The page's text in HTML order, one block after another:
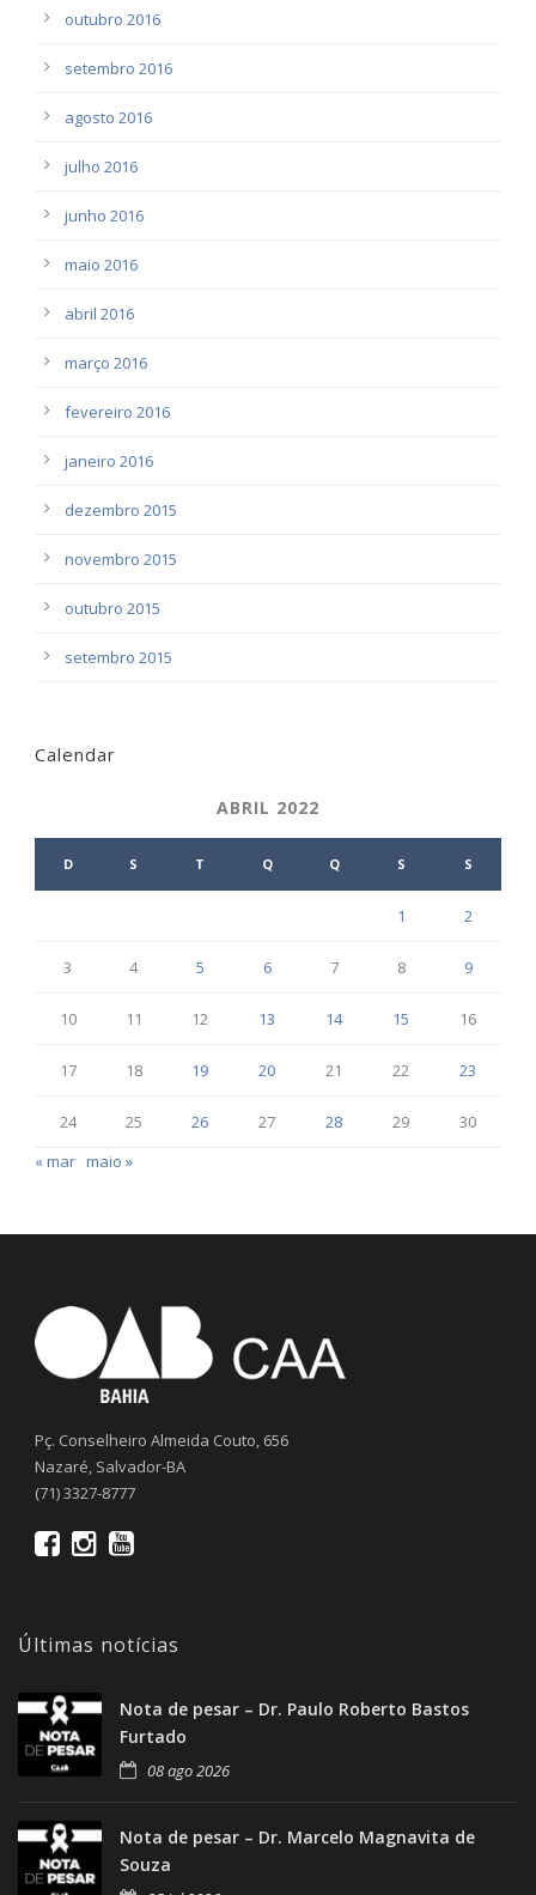
outubro 2016
setembro 2016
agosto 2016
julho 2016
junho 2016
maio 2016
abril 2016
março 2016
fevereiro 2016
janeiro 2016
dezembro 2015
novembro 2015
outubro 2015
setembro 2015
Calendar
ABRIL 2022
D S T Q Q S S
1 2
3 4 5 6 7 8 9
10 11 12 13 14 15 16
17 18 19 20 21 22 23
24 25 26 27 28 29
30
« mar maio »
Pç. Conselheiro Almeida Couto, 656
Nazaré, Salvador-BA
(71) 3327-8777
Últimas notícias
Nota de pesar – Dr. Paulo Roberto Bastos
Furtado
08 ago 2026
Nota de pesar – Dr. Marcelo Magnavita de
Souza